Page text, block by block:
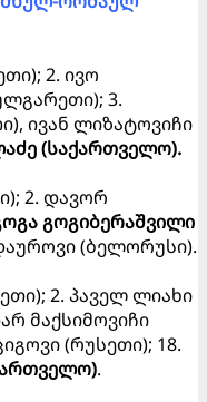
2. ივო
3.
ივან ლიზატოვიჩი
(საქართველო).
2. დავორ
გოგიბერაშვილი
(ბელორუსი).
2. პაველ ლიახი
მაქსიმოვიჩი
(რუსეთი); 18.
.